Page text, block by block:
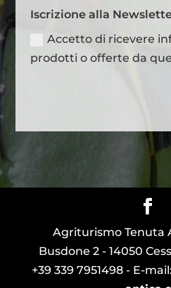
Iscrizione alla
Accetto di ricevere
prodotti o offerte da
Agriturismo Tenuta
Busdone 2 - 14050
+39 339 7951498 - E-